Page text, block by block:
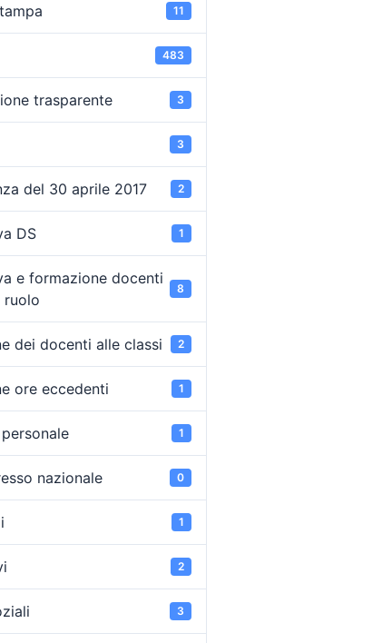
11
483
trasparente 3
3
del 30 aprile 2017 2
DS 1
e formazione docenti
ruolo
8
dei docenti alle classi 2
ore eccedenti 1
1
nazionale 0
1
2
3